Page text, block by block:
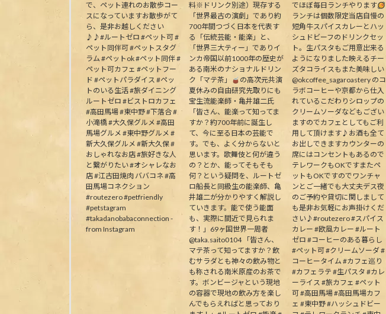
で、ペット連れのお散歩コー
スになっていますお散歩がて
ら、是非お越しください
♪♪#ルートゼロ #ペット可 #
ペット同伴可 #ペットスタグ
ラム #ペットok #ペット同伴 #
ペット可カフェ #ペットフー
ド #ペットパラダイス #ペッ
トのいる生活 #旅ダイニング
ルートゼロ #ビストロカフェ
#高田馬場 #東中野 #下落合 #
小滝橋 #大久保グルメ #高田
馬場グルメ #東中野グルメ #
新大久保グルメ #新大久保 #
おしゃれなお店 #旅好きな人
と繋がりたい #オシャレなお
店 #江古田焼肉 ババコネ #高
田馬場コネクション
#routezero #petfriendly
#petstagram
#takadanobabaconnection -
from Instagram
料※ドリンク別途）現存する
「世界最古の演劇」であり約
700年間つづく日本を代表す
る「伝統芸能・能楽」と、
「世界三大ティー」でありイ
ンカ帝国以前1000年の歴史が
ある南米のナショナルドリン
ク「マテ茶」
の高次元共演
夏休みの自由研究先取りにも
宝生流能楽師・亀井雄二氏
「皆さん、能楽って知ってま
すか？約700年前に誕生し
て、今に至る日本の芸能で
す。でも、よく分からないと
思います。歌舞伎と何が違う
の？とか、能ってそもそも
何？という疑問を、ルートゼ
ロ船長と同級生の能楽師、亀
井雄二が分かりやすく解説し
ていきます。能で使う能面
も、実際に間近で見られま
す！」69ヶ国世界一周者
@taka.saito0104 「皆さん、
マテ茶って知ってますか？飲
むサラダとも神々の飲み物と
も称される南米原産のお茶で
す。ボンビージャという現地
の容器で現地の飲み方を楽し
んでもらえればと思っており
でほぼ毎日ランチやります
ランチは個数限定当店自慢の
短角牛スパイスカレーとハッ
シュドビーフのドリンクセッ
ト。生パスタもご用意出来る
ようになりました映えるチー
ズタコライスもまた美味しい
@okcoffee_sagaroastery のコ
ラボコーヒーや京都から仕入
れているこだわりシロップの
クリームソーダなどもござい
ますのでカフェとしてもご利
用して頂けます♪お酒も全て
お出しできますカウンターの
席にはコンセントもあるので
テレワークもOKですまたペ
ットもOKですのでワンチャ
ンとご一緒でも大丈夫デス夜
のご予約や貸切に関しまして
も是非お気軽にお声掛けくだ
さい♪#routezero #スパイス
カレー #欧風カレー #ルート
ゼロ #コーヒーのある暮らし
#ペット可 #クリームソーダ #
コーヒータイム #カフェ巡り
#カフェラテ #生パスタ #カレ
ーライス #旅カフェ #ペット
可 #高田馬場 #高田馬場カフ
ェ #東中野 #ハッシュドビー